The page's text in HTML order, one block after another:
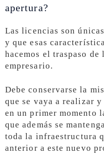
apertura?
Las licencias son
y que esas
hacemos el traspaso
empresario.
Debe conservarse la
que se vaya a realizar
en un primer momento
que además se
toda la infraestructura
anterior a este nuevo